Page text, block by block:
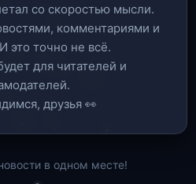
со скоростью мысли.
комментариями и
это точно не всё.
для читателей и
друзья 👀
в одном месте!